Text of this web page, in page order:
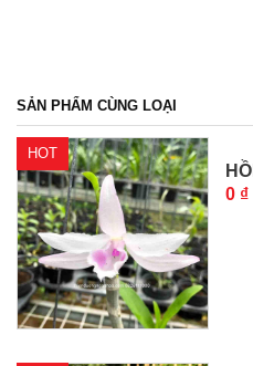
SẢN PHẨM CÙNG LOẠI
HOT
0 ₫